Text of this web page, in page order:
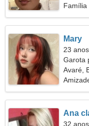
Família
Mary
23
Garota
Avaré,
Ana
32